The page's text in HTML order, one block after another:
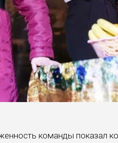
команды показал